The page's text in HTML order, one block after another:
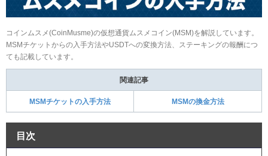
コインムスメ(CoinMusme)の仮想通貨ムスメコイン(MSM)を解説しています。
MSMチケットからの入手方法やUSDTへの変換方法、ステーキングの報酬につ
ても記載しています。
関連記事
MSMチケットの入手方法 MSMの換金方法
目次